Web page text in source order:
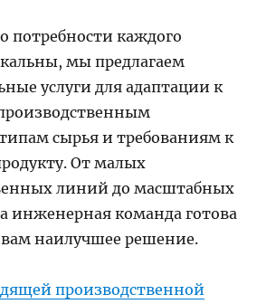
потребности каждого
мы предлагаем
услуги для адаптации к
сырья и требованиям к
От малых
линий до масштабных
инженерная команда готова
наилучшее решение.
производственной